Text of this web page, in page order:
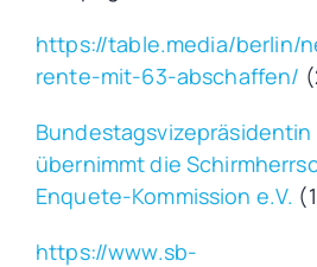
https://table.media/berlin/
rente-mit-63-abschaffen/
Bundestagsvizepräsidentin
übernimmt die
Enquete-Kommission e.V.
https://www.sb-